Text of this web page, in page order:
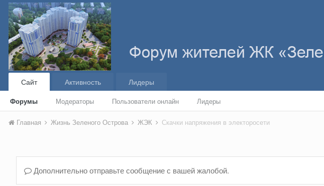
Сайт
Форумы Модераторы Пользователи онлайн Лидеры
Активность Лидеры
Главная Жизнь Зеленого Острова ЖЭК Скачки напряжения в электоросети
Дополнительно отправьте сообщение с вашей жалобой.